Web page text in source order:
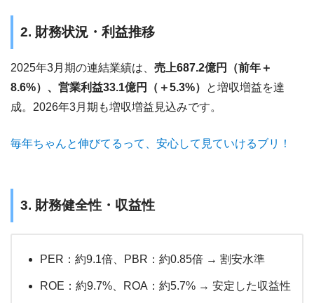
2. 財務状況・利益推移
2025年3月期の連結業績は、 売上687.2億円（前年＋
8.6%）、営業利益33.1億円（＋5.3%）
と増収増益を達
成。2026年3月期も増収増益見込みです。
毎年ちゃんと伸びてるって、安心して見ていけるブリ！
3. 財務健全性・収益性
PER：約9.1倍、PBR：約0.85倍 → 割安水準
ROE：約9.7%、ROA：約5.7% → 安定した収益性